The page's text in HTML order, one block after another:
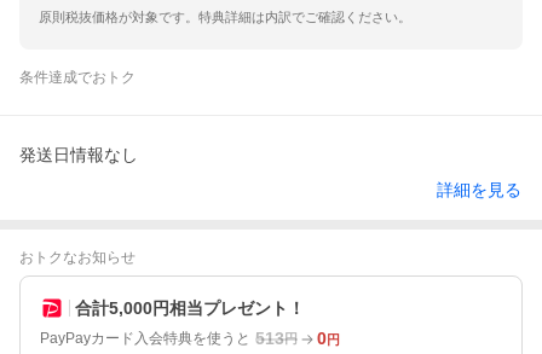
原則税抜価格が対象です。特典詳細は内訳でご確認ください。
条件達成でおトク
発送日情報なし
詳細を見る
おトクなお知らせ
合計5,000円相当プレゼント！
PayPayカード入会特典を使うと 513円 0円